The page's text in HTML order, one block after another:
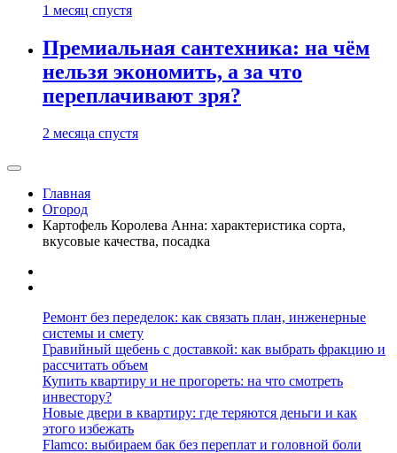
1 месяц спустя
Премиальная сантехника: на чём
нельзя экономить, а за что
переплачивают зря?
2 месяца спустя
Главная
Огород
Картофель Королева Анна: характеристика сорта,
вкусовые качества, посадка
Ремонт без переделок: как связать план, инженерные
системы и смету
Гравийный щебень с доставкой: как выбрать фракцию и
рассчитать объем
Купить квартиру и не прогореть: на что смотреть
инвестору?
Новые двери в квартиру: где теряются деньги и как
этого избежать
Flamco: выбираем бак без переплат и головной боли